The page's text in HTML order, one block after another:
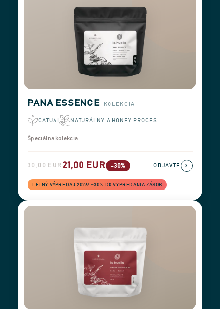
PANA ESSENCE KOLEKCIA
CATUAI NATURÁLNY A HONEY PROCES
Špeciálna kolekcia
30,00 EUR21,00 EUR -30%
LETNÝ VÝPREDAJ 2026! −30% DO VYPREDANIA ZÁSOB
OBJAVTE ›